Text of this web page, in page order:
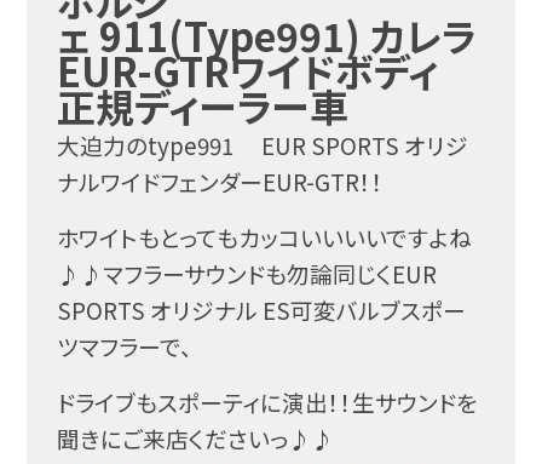
ェ 911(Type991) カレラ
EUR-GTRワイドボディ
正規ディーラー車
大迫力のtype991 EUR SPORTS オリジ
ナルワイドフェンダーEUR-GTR！！
ホワイトもとってもカッコいいいいですよね
♪♪マフラーサウンドも勿論同じくEUR
SPORTS オリジナル ES可変バルブスポー
ツマフラーで、
ドライブもスポーティに演出！！生サウンドを
聞きにご来店くださいっ♪♪